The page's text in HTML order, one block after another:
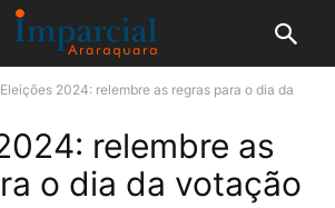
Eleições 2024: relembre as regras para o dia da
relembre as
o dia da votação